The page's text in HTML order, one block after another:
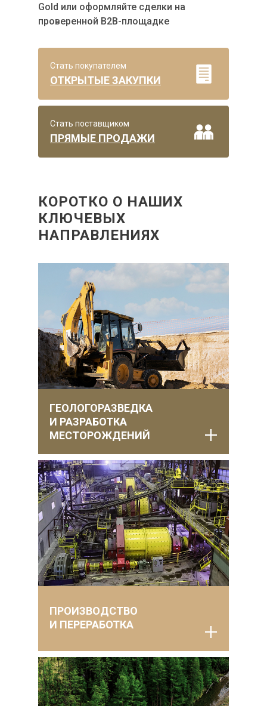
Gold или оформляйте сделки на
проверенной B2B-площадке
Стать покупателем
ПРЯМЫЕ ПРОДАЖИ
ОТКРЫТЫЕ ЗАКУПКИ
Стать поставщиком
КОРОТКО О НАШИХ
КЛЮЧЕВЫХ
НАПРАВЛЕНИЯХ
ГЕОЛОГОРАЗВЕДКА
И РАЗРАБОТКА
МЕСТОРОЖДЕНИЙ
ПРОИЗВОДСТВО
И ПЕРЕРАБОТКА